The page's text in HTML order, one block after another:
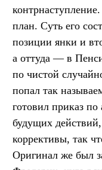
план. Суть его
позиции янки и
а оттуда — в
по чистой
попал так
готовил приказ
будущих
коррективы, так
Оригинал же был